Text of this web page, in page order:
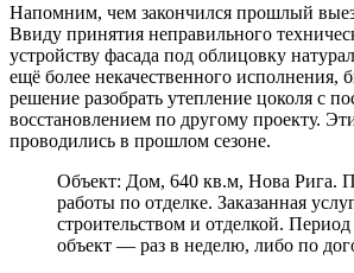
Напомним, чем закончился прошлый
Ввиду принятия неправильного
устройству фасада под облицовку
ещё более некачественного исполнения,
решение разобрать утепление цоколя с
восстановлением по другому проекту.
проводились в прошлом сезоне.
Объект: Дом, 640 кв.м, Нова Рига.
работы по отделке. Заказанная
строительством и отделкой. Период
объект — раз в неделю, либо по